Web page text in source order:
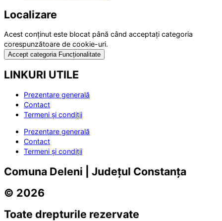
Localizare
Acest conținut este blocat până când acceptați categoria
corespunzătoare de cookie-uri.
Accept categoria Funcționalitate
LINKURI UTILE
Prezentare generală
Contact
Termeni și condiții
Prezentare generală
Contact
Termeni și condiții
Comuna Deleni | Județul Constanța
© 2026
Toate drepturile rezervate